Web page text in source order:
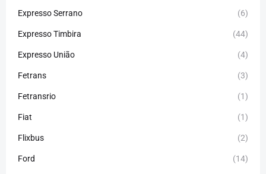
Expresso Serrano (6)
Expresso Timbira (44)
Expresso União (4)
Fetrans (3)
Fetransrio (1)
Fiat (1)
Flixbus (2)
Ford (14)